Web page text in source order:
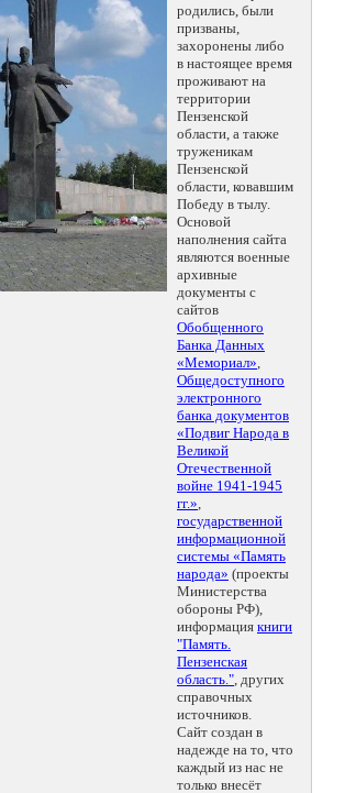
родились, были
призваны,
захоронены либо
в настоящее время
проживают на
территории
Пензенской
области, а также
труженикам
Пензенской
области, ковавшим
Победу в тылу.
Основой
наполнения сайта
являются военные
архивные
документы с
сайтов
Обобщенного
Банка Данных
«Мемориал»,
Общедоступного
электронного
банка документов
«Подвиг Народа в
Великой
Отечественной
войне 1941-1945
гг.»,
государственной
информационной
системы «Память
народа» (проекты
Министерства
обороны РФ),
информация книги
"Память.
Пензенская
область.", других
справочных
источников.
Сайт создан в
надежде на то, что
каждый из нас не
только внесёт